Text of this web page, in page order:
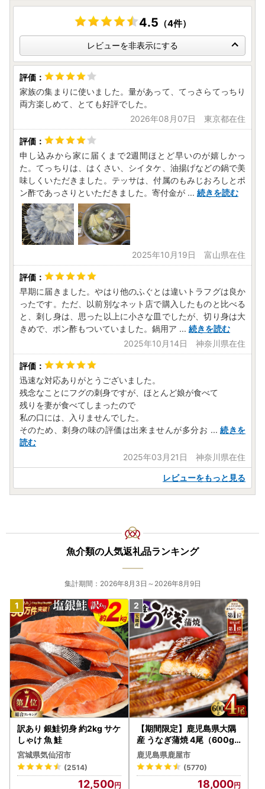
4.5 （4件）
レビューを非表示にする
家族の集まりに使いました。量があって、てっさらてっちり
両方楽しめて、とても好評でした。
2026年08月07日 東京都在住
申し込みから家に届くまで2週間ほとど早いのが嬉しかっ
た。てっちりは、はくさい、シイタケ、油揚げなどの鍋で美
味しくいただきました。テッサは、付属のもみじおろしとポ
ン酢であっさりといただきました。寄付金が ... 続きを読む
2025年10月19日 富山県在住
早期に届きました。やはり他のふぐとは違いトラフグは良か
ったです。ただ、以前別なネット店で購入したものと比べる
と、刺し身は、思った以上に小さな皿でしたが、切り身は大
きめで、ポン酢もついていました。鍋用ア ... 続きを読む
2025年10月14日 神奈川県在住
迅速な対応ありがとうございました。
残念なことにフグの刺身ですが、ほとんど娘が食べて
残りを妻が食べてしまったので
私の口には、入りませんでした。
そのため、刺身の味の評価は出来ませんが多分お ... 続きを
読む
2025年03月21日 神奈川県在住
レビューをもっと見る
魚介類の人気返礼品ランキング
集計期間：2026年8月3日～2026年8月9日
訳あり 銀鮭切身 約2kg サケ
しゃけ 魚 鮭
宮城県気仙沼市
(2514)
12,500
【期間限定】鹿児島県大隅
産 うなぎ蒲焼 4尾（600g
） KN007-004-04-cp18
うなぎ 鰻 魚 惣菜 総菜
鹿児島県鹿屋市
(5770)
18,000